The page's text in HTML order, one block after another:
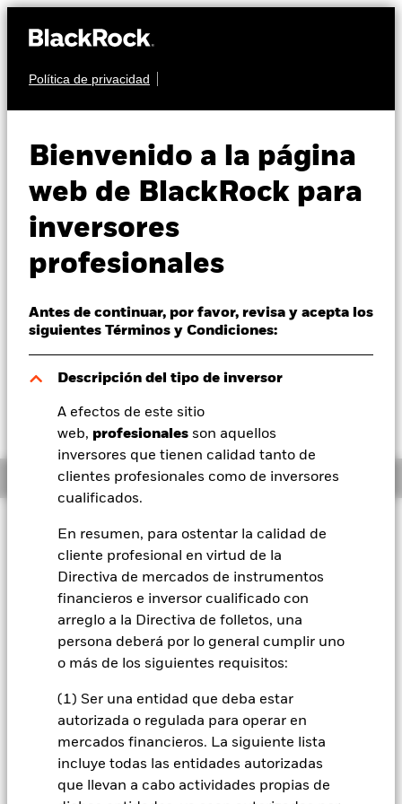
Política de privacidad
Bienvenido a la página
web de BlackRock para
inversores
profesionales
Antes de continuar, por favor, revisa y acepta los
siguientes Términos y Condiciones:
Descripción del tipo de inversor
A efectos de este sitio
web, profesionales son aquellos
inversores que tienen calidad tanto de
clientes profesionales como de inversores
cualificados.
En resumen, para ostentar la calidad de
cliente profesional en virtud de la
Directiva de mercados de instrumentos
financieros e inversor cualificado con
arreglo a la Directiva de folletos, una
persona deberá por lo general cumplir uno
o más de los siguientes requisitos:
(1) Ser una entidad que deba estar
autorizada o regulada para operar en
mercados financieros. La siguiente lista
incluye todas las entidades autorizadas
que llevan a cabo actividades propias de
Perspectivas
Visión de mercado
Educación
Profesionales
España
Change location
BlackRock
iShares
Nuestra compañía
Markets Bond Fund
Valor liquidativo a 07 ago 2026
USD 14,84
USD 0,01 (0,07%)
Información general
Filosofía de inversión
El Fondo tiene por objetivo maximizar la rentabilidad de su
inversión a través de una combinación de revalorización del
coherente con los principios medioambientales, sociales y de
gobierno corporativo (ESG) y de inversión sostenible
aplicados a la inversión. El Fondo se gestiona de forma activa
y el asesor de inversiones (AI) tiene potestad para seleccionar
invierta al menos el 70 % de sus activos totales en valores de
renta fija (RF) que formen parte del J.P. Morgan ESG
Emerging Market Bond Index Global Diversified (el «Índice»
y los «Valores del Índice», respectivamente), lo que incluye
valores de RF emitidos por Gobiernos, agencias
gubernamentales o empresas que tengan su domicilio o que